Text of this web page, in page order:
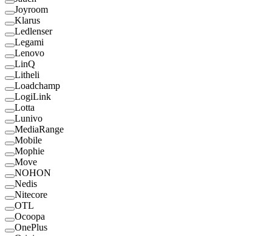
Joyroom
Klarus
Ledlenser
Legami
Lenovo
LinQ
Litheli
Loadchamp
LogiLink
Lotta
Lunivo
MediaRange
Mobile
Mophie
Move
NOHON
Nedis
Nitecore
OTL
Ocoopa
OnePlus